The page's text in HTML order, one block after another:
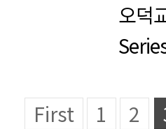
오덕
First 1 2